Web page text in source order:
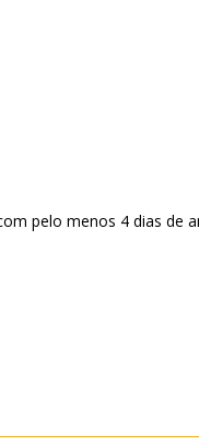
pelo menos 4 dias de